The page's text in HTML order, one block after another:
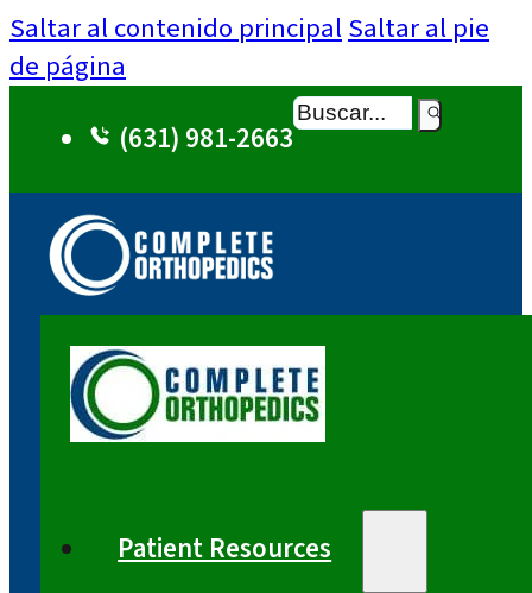
Saltar al contenido principal Saltar al pie
de página
(631) 981-2663
Buscar
Patient Resources